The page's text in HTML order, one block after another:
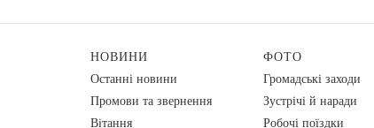
НОВИНИ
Останні новини
Промови та звернення
Вiтання
ФОТО
Громадські заходи
Зустрічі й наради
Робочі поїздки